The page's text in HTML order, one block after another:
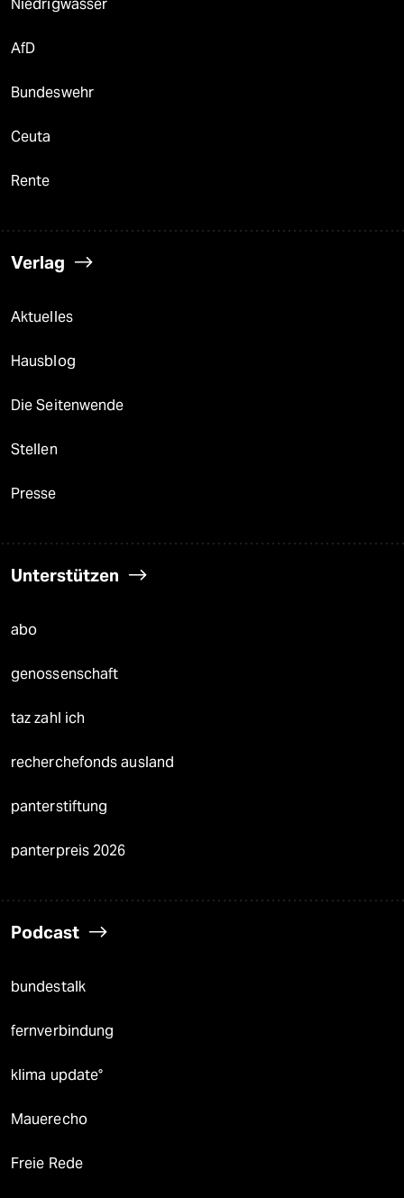
Niedrigwasser
AfD
Bundeswehr
Ceuta
Rente
Verlag
Aktuelles
Hausblog
Die Seitenwende
Stellen
Presse
Unterstützen
abo
genossenschaft
taz zahl ich
recherchefonds ausland
panterstiftung
panterpreis 2026
Podcast
bundestalk
fernverbindung
klima update°
Mauerecho
Freie Rede